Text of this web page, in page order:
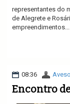
representantes do
de Alegrete e
empreendimentos...
08:36
Encontro